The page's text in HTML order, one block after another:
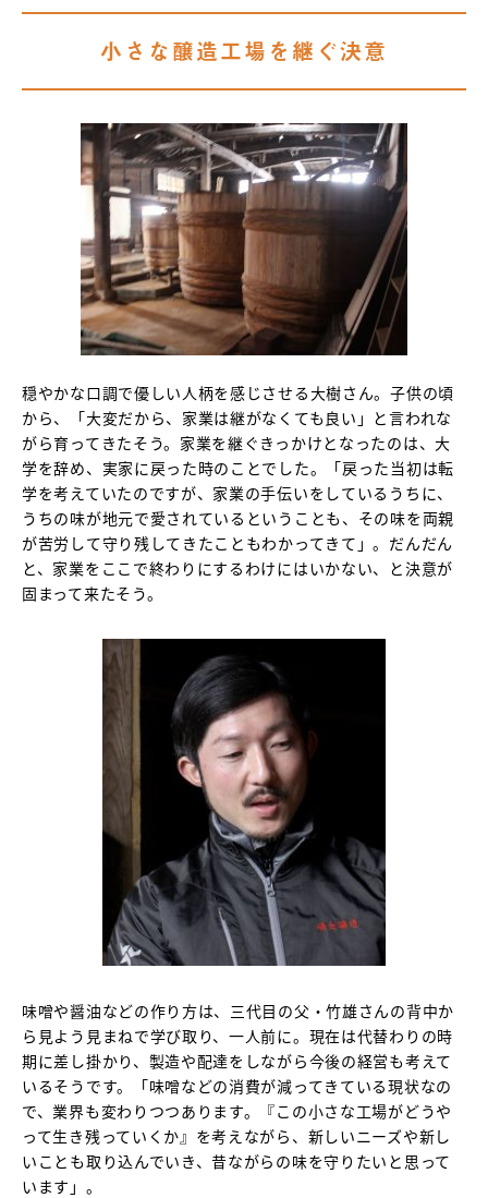
小さな醸造工場を継ぐ決意
穏やかな口調で優しい人柄を感じさせる大樹さん。子供の頃
から、「大変だから、家業は継がなくても良い」と言われな
がら育ってきたそう。家業を継ぐきっかけとなったのは、大
学を辞め、実家に戻った時のことでした。「戻った当初は転
学を考えていたのですが、家業の手伝いをしているうちに、
うちの味が地元で愛されているということも、その味を両親
が苦労して守り残してきたこともわかってきて」。だんだん
と、家業をここで終わりにするわけにはいかない、と決意が
固まって来たそう。
味噌や醤油などの作り方は、三代目の父・竹雄さんの背中か
ら見よう見まねで学び取り、一人前に。現在は代替わりの時
期に差し掛かり、製造や配達をしながら今後の経営も考えて
いるそうです。「味噌などの消費が減ってきている現状なの
で、業界も変わりつつあります。『この小さな工場がどうや
って生き残っていくか』を考えながら、新しいニーズや新し
いことも取り込んでいき、昔ながらの味を守りたいと思って
います」。